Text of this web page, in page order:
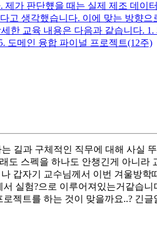
가 판단헀을 때는 실제 제조 데이
생각했습니다. 이에 맞는 방향
교육 내용은 다음과 같습니다.
도메인 융합 파이널 프로젝트(12주)
길과 구체적인 직무에 대해 사실
스펙을 하나도 안챙긴게 아니
갑자기 교수님께서 이번 겨울방
실험?으로 이루어져있는거같습
젝트를 하는 것이 맞을까요..? 긴